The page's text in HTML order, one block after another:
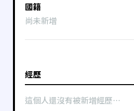
國籍
尚未新增
經歷
這個人還沒有被新增經歷⋯